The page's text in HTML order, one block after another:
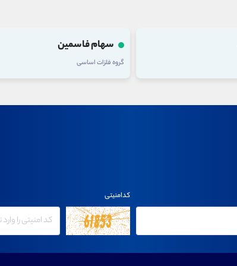
سهام فاسمین
گروه فلزات اساسی
کدامنیتی